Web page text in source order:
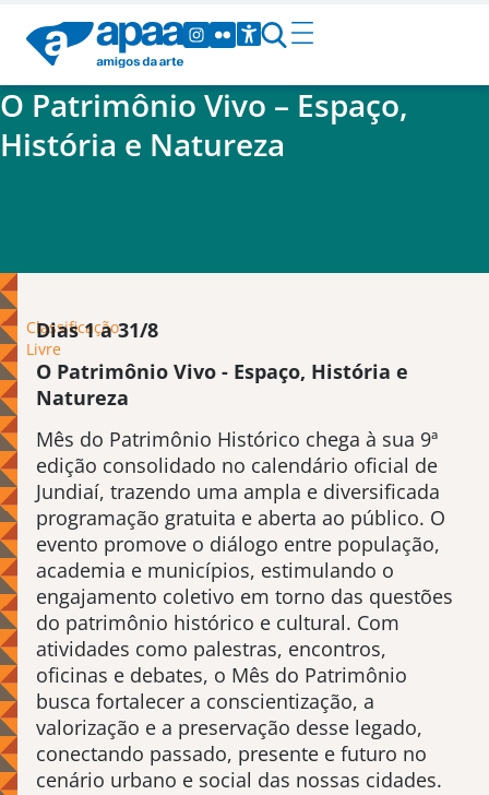
O Patrimônio Vivo – Espaço,
História e Natureza
Classificação
Livre
Dias 1 a 31/8
O Patrimônio Vivo - Espaço, História e
Natureza
Mês do Patrimônio Histórico chega à sua 9ª
edição consolidado no calendário oficial de
Jundiaí, trazendo uma ampla e diversificada
programação gratuita e aberta ao público. O
evento promove o diálogo entre população,
academia e municípios, estimulando o
engajamento coletivo em torno das questões
do patrimônio histórico e cultural. Com
atividades como palestras, encontros,
oficinas e debates, o Mês do Patrimônio
busca fortalecer a conscientização, a
valorização e a preservação desse legado,
conectando passado, presente e futuro no
cenário urbano e social das nossas cidades.